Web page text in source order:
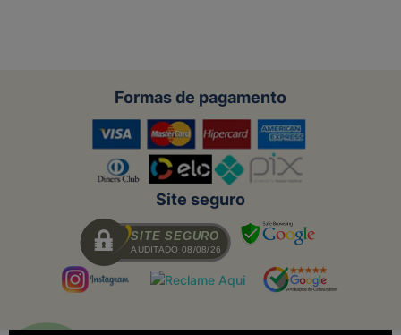
Formas de pagamento
Site seguro
SITE SEGURO
AUDITADO 08/08/26